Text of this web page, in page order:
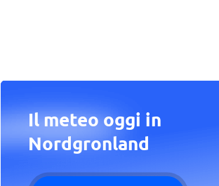
Il meteo oggi in
Nordgronland